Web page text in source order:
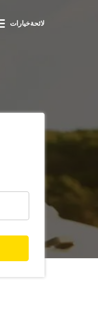
لائحةخيارات